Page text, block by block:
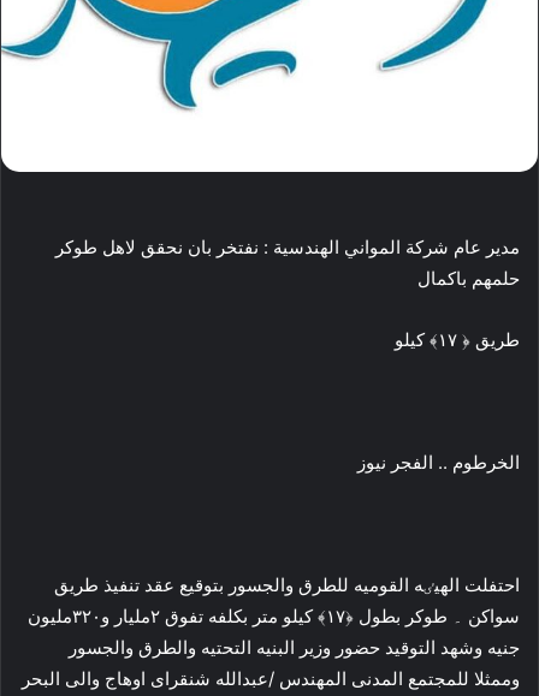
مدير عام شركة المواني الهندسية : نفتخر بان نحقق لاهل طوكر
حلمهم باكمال
طریق ﴿ ١٧﴾ کیلو
الخرطوم .. الفجر نيوز
احتفلت الهیٸه القومیه للطرق والجسور بتوقیع عقد تنفیذ طریق
سواکن ۔ طوکر بطول ﴿١٧﴾ کیلو متر بکلفه تفوق ٢ملیار و٣٢٠ملیون
جنیه وشهد التوقید حضور وزیر البنیه التحتیه والطرق والجسور
وممثلا للمجتمع المدنی المهندس /عبدالله شنقرای اوهاج والی البحر